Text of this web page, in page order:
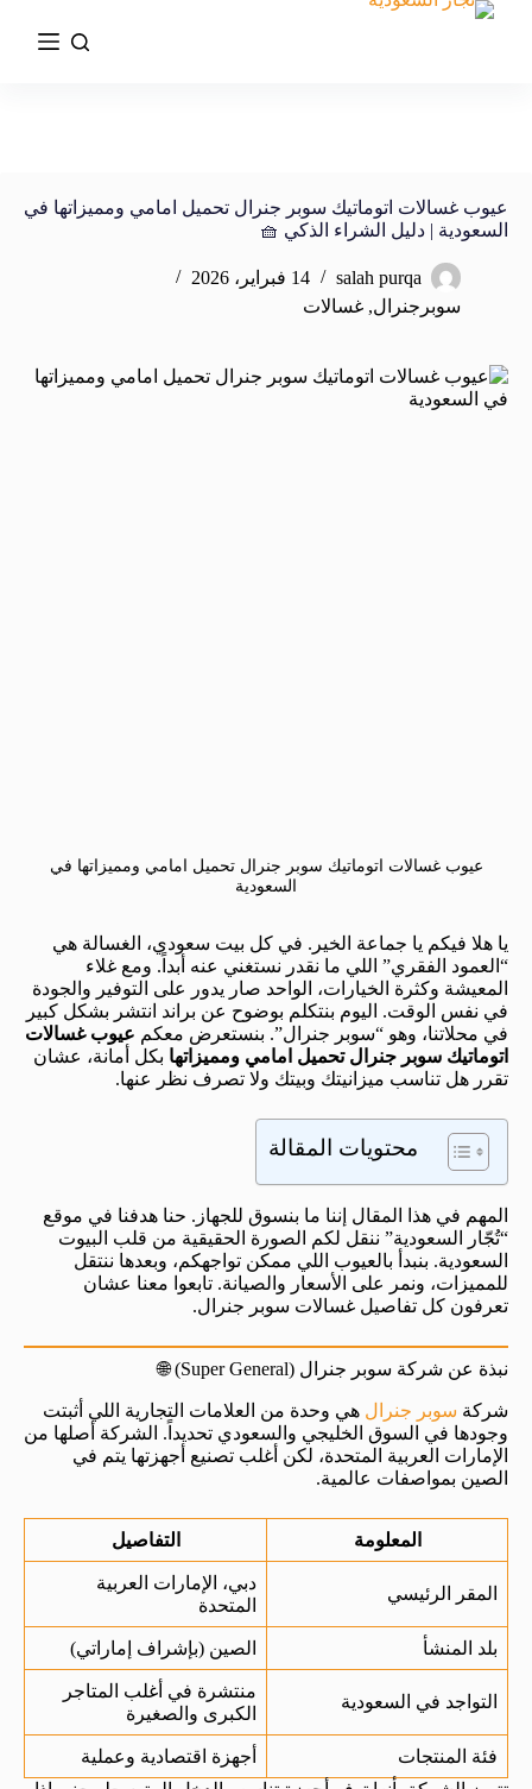
عيوب غسالات اتوماتيك سوبر جنرال تحميل امامي ومميزاتها في
السعودية | دليل الشراء الذكي 🧺
salah purqa
14 فبراير، 2026
سوبرجنرال, غسالات
عيوب غسالات اتوماتيك سوبر جنرال تحميل امامي ومميزاتها في
السعودية
يا هلا فيكم يا جماعة الخير. في كل بيت سعودي، الغسالة هي
“العمود الفقري” اللي ما نقدر نستغني عنه أبداً. ومع غلاء
المعيشة وكثرة الخيارات، الواحد صار يدور على التوفير والجودة
في نفس الوقت. اليوم بنتكلم بوضوح عن براند انتشر بشكل كبير
في محلاتنا، وهو “سوبر جنرال”. بنستعرض معكم عيوب غسالات
اتوماتيك سوبر جنرال تحميل امامي ومميزاتها بكل أمانة، عشان
تقرر هل تناسب ميزانيتك وبيتك ولا تصرف نظر عنها.
محتويات المقالة
المهم في هذا المقال إننا ما بنسوق للجهاز. حنا هدفنا في موقع
“تُجّار السعودية” ننقل لكم الصورة الحقيقية من قلب البيوت
السعودية. بنبدأ بالعيوب اللي ممكن تواجهكم، وبعدها ننتقل
للمميزات، ونمر على الأسعار والصيانة. تابعوا معنا عشان
تعرفون كل تفاصيل غسالات سوبر جنرال.
نبذة عن شركة سوبر جنرال (Super General) 🌐
شركة سوبر جنرال هي وحدة من العلامات التجارية اللي أثبتت
وجودها في السوق الخليجي والسعودي تحديداً. الشركة أصلها من
الإمارات العربية المتحدة، لكن أغلب تصنيع أجهزتها يتم في
الصين بمواصفات عالمية.
المعلومة التفاصيل
المقر الرئيسي
دبي، الإمارات العربية
المتحدة
بلد المنشأ الصين (بإشراف إماراتي)
التواجد في السعودية
منتشرة في أغلب المتاجر
الكبرى والصغيرة
فئة المنتجات
أجهزة اقتصادية وعملية